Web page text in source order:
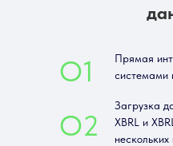
Прямая
системами
О1
Загрузка
XBRL и
О2